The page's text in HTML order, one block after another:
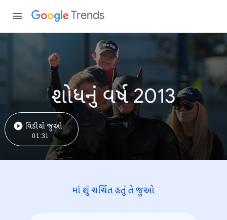
Trends
શોધનું વર્ષ 2013
વિડીયો જુઓ
01:31
માં શું ચર્ચિત હતું તે જુઓ